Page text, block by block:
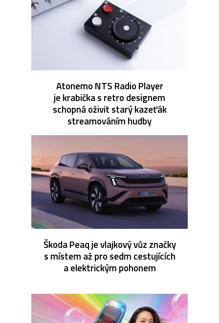
Atonemo NTS Radio Player
je krabička s retro designem
schopná oživit starý kazeťák
streamováním hudby
Škoda Peaq je vlajkový vůz značky
s místem až pro sedm cestujících
a elektrickým pohonem